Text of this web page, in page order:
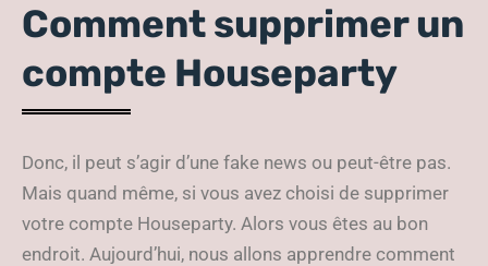
Comment supprimer un
compte Houseparty
Donc, il peut s’agir d’une fake news ou peut-être pas.
Mais quand même, si vous avez choisi de supprimer
votre compte Houseparty. Alors vous êtes au bon
endroit. Aujourd’hui, nous allons apprendre comment